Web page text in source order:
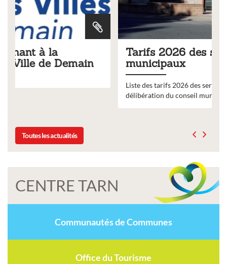
Tarifs 2026 des services
municipaux
Liste des tarifs 2026 des services municipaux,
délibération du conseil municipal du 19 décembre 2025
Toutes les actualités
CENTRE TARN
Communautés de Communes
Office du Tourisme